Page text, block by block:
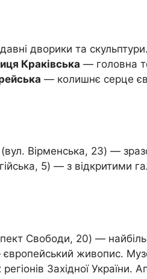
дворики та
Краківська — головна
— колишнє серце
(вул. Вірменська, 23) —
5) — з відкритими
Свободи, 20) —
живопис.
Західної